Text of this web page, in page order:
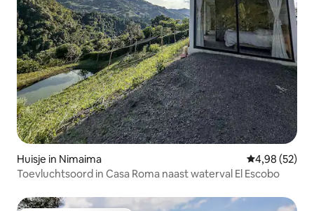
Huisje in Nimaima Gemiddelde
4,98 (52)
Toevluchtsoord in Casa Roma naast waterval El Escobo